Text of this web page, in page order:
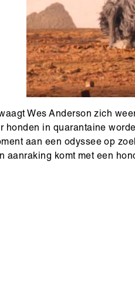
Wes Anderson zich
in quarantaine
aan een odyssee op
komt met een